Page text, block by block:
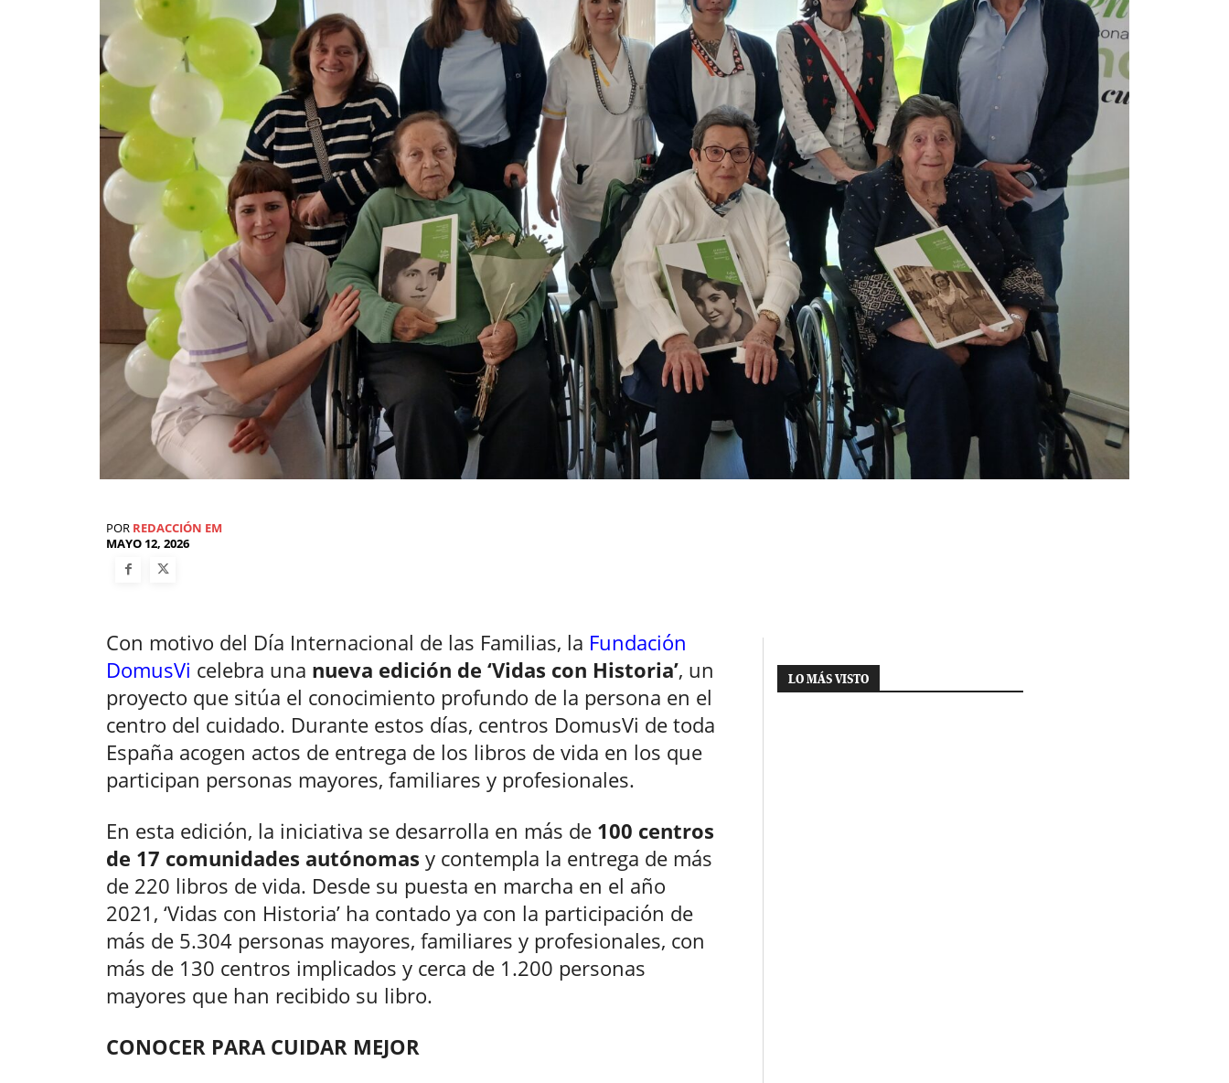
POR REDACCIÓN EM
MAYO 12, 2026
Con motivo del Día Internacional de las Familias, la Fundación
DomusVi celebra una nueva edición de ‘Vidas con Historia’, un
proyecto que sitúa el conocimiento profundo de la persona en el
centro del cuidado. Durante estos días, centros DomusVi de toda
España acogen actos de entrega de los libros de vida en los que
participan personas mayores, familiares y profesionales.
En esta edición, la iniciativa se desarrolla en más de 100 centros
de 17 comunidades autónomas y contempla la entrega de más
de 220 libros de vida. Desde su puesta en marcha en el año
2021, ‘Vidas con Historia’ ha contado ya con la participación de
más de 5.304 personas mayores, familiares y profesionales, con
más de 130 centros implicados y cerca de 1.200 personas
mayores que han recibido su libro.
CONOCER PARA CUIDAR MEJOR
LO MÁS VISTO